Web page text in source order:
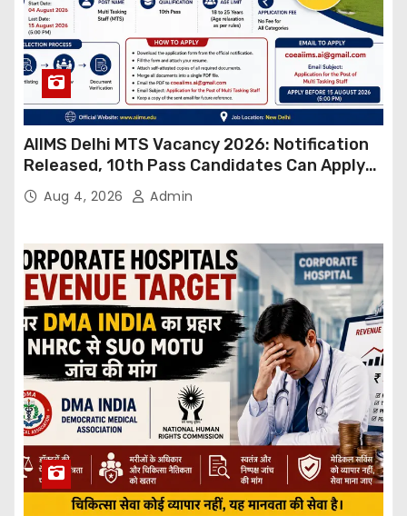
AIIMS Delhi MTS Vacancy 2026: Notification
Released, 10th Pass Candidates Can Apply
Through Email
Aug 4, 2026 Admin